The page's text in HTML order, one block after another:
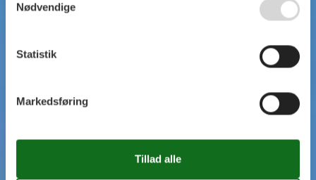
Nødvendige
Statistik
Markedsføring